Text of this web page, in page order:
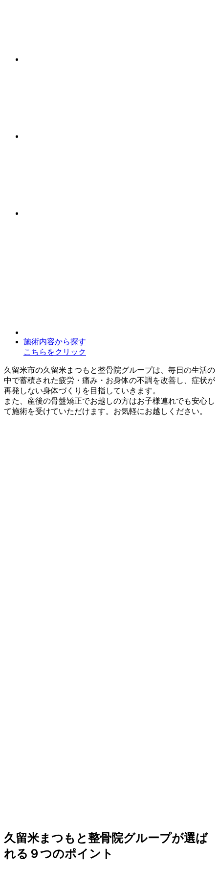
施術内容から探す
こちらをクリック
久留米市の久留米まつもと整骨院グループは、毎日の生活の
中で蓄積された疲労・痛み・お身体の不調を改善し、症状が
再発しない身体づくりを目指していきます。
また、産後の骨盤矯正でお越しの方はお子様連れでも安心し
て施術を受けていただけます。お気軽にお越しください。
久留米まつもと整骨院グループが選ば
れる９つのポイント